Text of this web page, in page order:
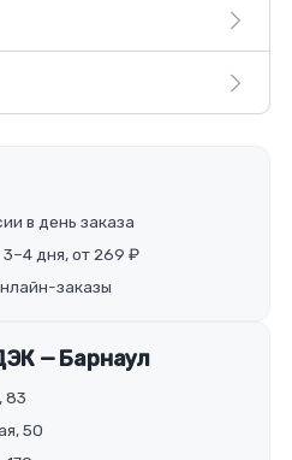
в день заказа
дня, от 269 ₽
заказы
— Барнаул
83
50